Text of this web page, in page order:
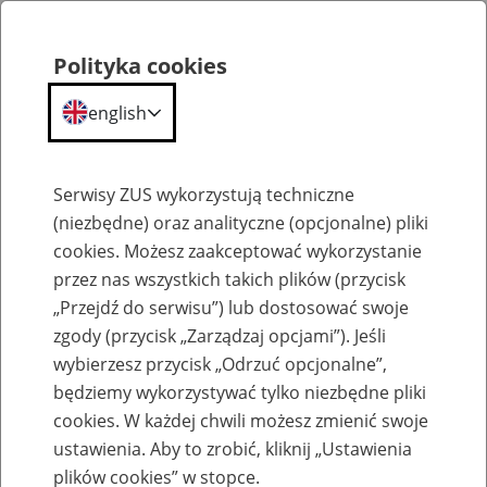
Szkolenia
Zaproś ZUS do siebie: Aktywni 50+
Polityka cookies
english
Serwisy ZUS wykorzystują techniczne
(niezbędne) oraz analityczne (opcjonalne) pliki
cookies. Możesz zaakceptować wykorzystanie
przez nas wszystkich takich plików (przycisk
„Przejdź do serwisu”) lub dostosować swoje
zgody (przycisk „Zarządzaj opcjami”). Jeśli
wybierzesz przycisk „Odrzuć opcjonalne”,
będziemy wykorzystywać tylko niezbędne pliki
cookies. W każdej chwili możesz zmienić swoje
ustawienia. Aby to zrobić, kliknij „Ustawienia
plików cookies” w stopce.